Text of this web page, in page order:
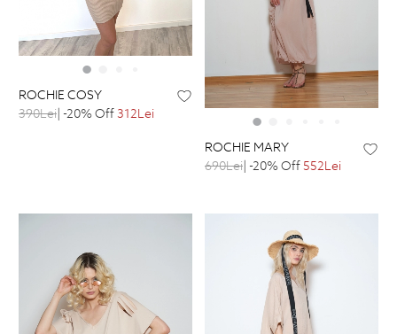
ROCHIE COSY
390Lei| -20% Off312Lei
ROCHIE MARY
690Lei| -20% Off552Lei